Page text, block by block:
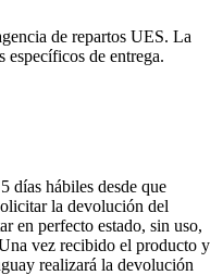
de repartos UES. La
específicos de entrega.
días hábiles desde que
la devolución del
en perfecto estado, sin uso,
vez recibido el producto y
realizará la devolución